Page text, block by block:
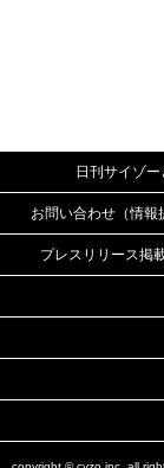
日刊サイゾー
お問い合わせ（情報
プレスリリース掲